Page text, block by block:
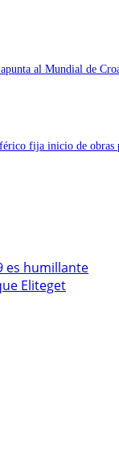
al Mundial de
fija inicio de obras
es humillante
Eliteget